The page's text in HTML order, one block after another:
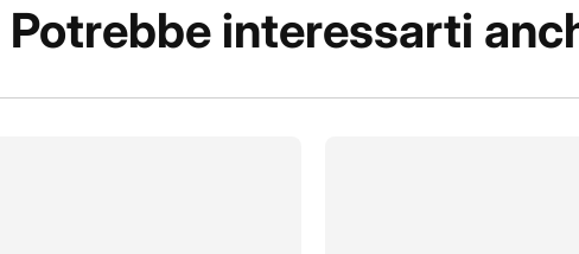
Potrebbe interessarti